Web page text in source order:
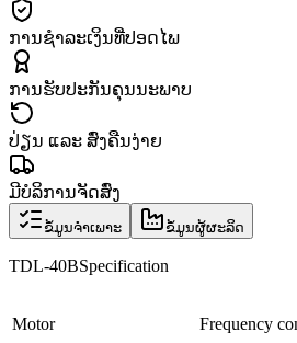
ການຊຳລະເງິນທີ່ປອດໄພ
ການຮັບປະກັນຄຸນນະພາບ
ປ່ຽນ ແລະ ສົ່ງຄືນງ່າຍ
ມີບໍລິການຈັດສົ່ງ
ຂໍ້ມູນຈຳເພາະ ຂໍ້ມູນຜູ້ຜະລິດ
TDL-40BSpecification
Motor Frequency